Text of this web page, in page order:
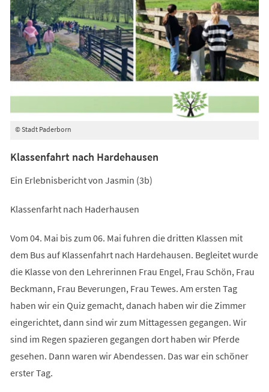
© Stadt Paderborn
Klassenfahrt nach Hardehausen
Ein Erlebnisbericht von Jasmin (3b)
Klassenfarht nach Haderhausen
Vom 04. Mai bis zum 06. Mai fuhren die dritten Klassen mit
dem Bus auf Klassenfahrt nach Hardehausen. Begleitet wurde
die Klasse von den Lehrerinnen Frau Engel, Frau Schön, Frau
Beckmann, Frau Beverungen, Frau Tewes. Am ersten Tag
haben wir ein Quiz gemacht, danach haben wir die Zimmer
eingerichtet, dann sind wir zum Mittagessen gegangen. Wir
sind im Regen spazieren gegangen dort haben wir Pferde
gesehen. Dann waren wir Abendessen. Das war ein schöner
erster Tag.